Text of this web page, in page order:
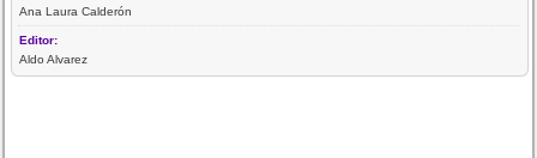
Ana Laura Calderón
Editor:
Aldo Alvarez